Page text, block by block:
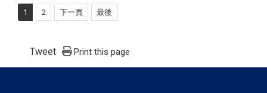
1 2 下一頁 最後
Tweet Print this page